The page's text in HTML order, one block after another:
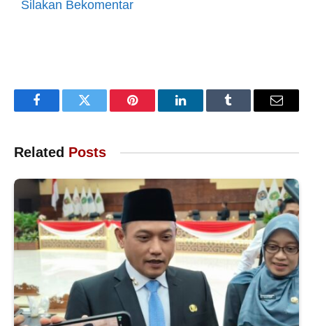
Silakan Bekomentar
FacebookTwitter Pinterest LinkedInTumblr Email
Related Posts